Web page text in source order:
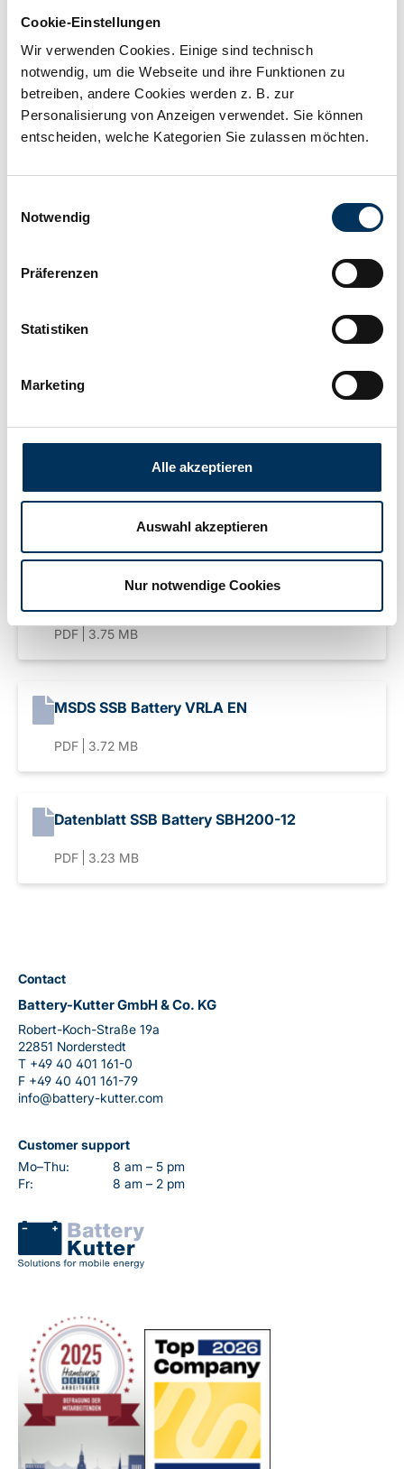
Cookie-Einstellungen
Wir verwenden Cookies. Einige sind technisch
notwendig, um die Webseite und ihre Funktionen zu
betreiben, andere Cookies werden z. B. zur
Personalisierung von Anzeigen verwendet. Sie können
entscheiden, welche Kategorien Sie zulassen möchten.
Notwendig
Präferenzen
Statistiken
Marketing
Alle akzeptieren
Auswahl akzeptieren
Nur notwendige Cookies
Capacity: 4,6Ah
Technology: Lead AGM
1,9kg
MSDS SSB Battery VRLA DE
PDF 3.75 MB
MSDS SSB Battery VRLA EN
PDF 3.72 MB
Datenblatt SSB Battery SBH200-12
PDF 3.23 MB
Contact
Battery-Kutter GmbH & Co. KG
Robert-Koch-Straße 19a
22851 Norderstedt
T +49 40 401 161-0
F +49 40 401 161-79
info@battery-kutter.com
Customer support
Mo–Thu:
8 am – 5 pm
Fr:
8 am – 2 pm